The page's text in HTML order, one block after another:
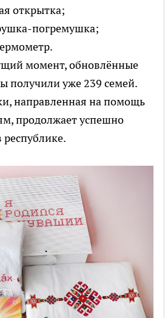
открытка;
погремушка;
момент, обновлённые
получили уже 239 семей.
направленная на помощь
продолжает успешно
республике.